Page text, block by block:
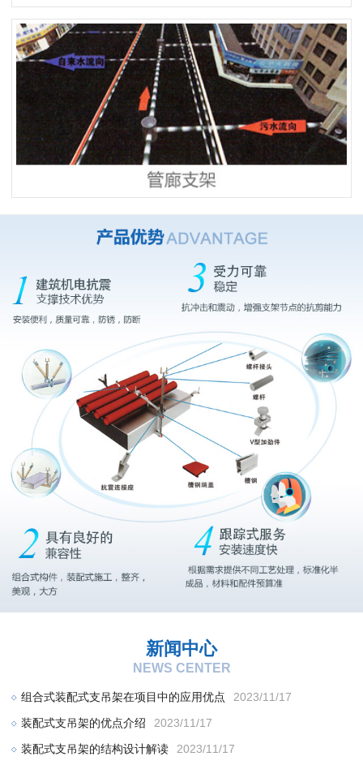
新闻中心
NEWS CENTER
组合式装配式支吊架在项目中的应用优点
2023/11/17
装配式支吊架的优点介绍
2023/11/17
装配式支吊架的结构设计解读
2023/11/17